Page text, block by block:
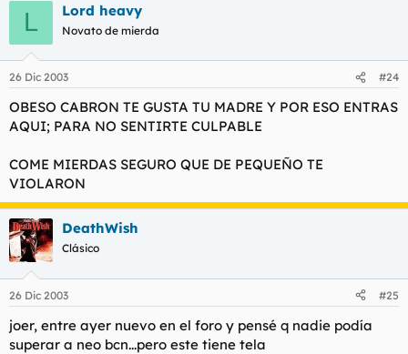
L Lord heavy
Novato de mierda
26 Dic 2003 #24
OBESO CABRON TE GUSTA TU MADRE Y POR ESO ENTRAS
AQUI; PARA NO SENTIRTE CULPABLE
COME MIERDAS SEGURO QUE DE PEQUEÑO TE
VIOLARON
DeathWish
Clásico
26 Dic 2003 #25
joer, entre ayer nuevo en el foro y pensé q nadie podía
superar a neo bcn...pero este tiene tela